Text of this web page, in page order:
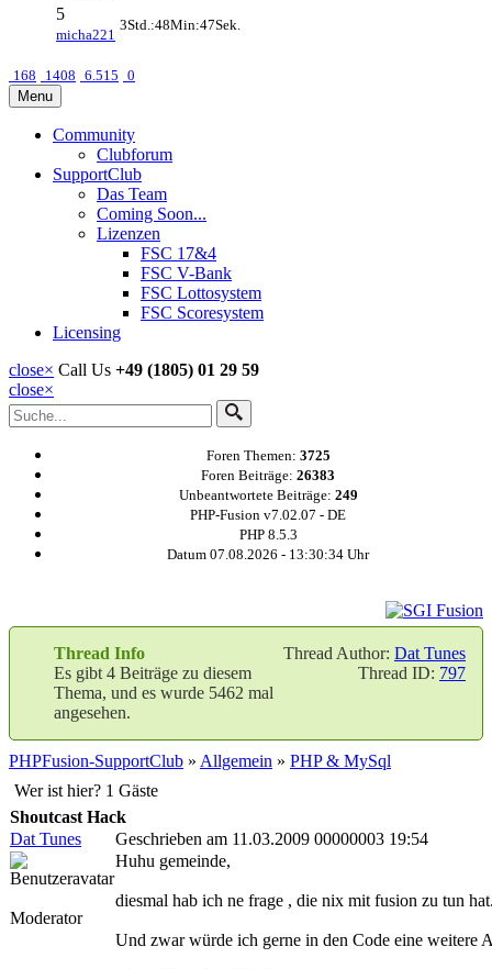
5
micha221
3Std.:48Min:47Sek.
168 1408 6.515 0
Menu
Community
Clubforum
SupportClub
Das Team
Coming Soon...
Lizenzen
FSC 17&4
FSC V-Bank
FSC Lottosystem
FSC Scoresystem
Licensing
close× Call Us +49 (1805) 01 29 59
close×
Foren Themen: 3725
Foren Beiträge: 26383
Unbeantwortete Beiträge: 249
PHP-Fusion v7.02.07 - DE
PHP 8.5.3
Datum 07.08.2026 - 13:30:34 Uhr
Thread Author: Dat Tunes
Thread ID: 797
Thread Info
Es gibt 4 Beiträge zu diesem
Thema, und es wurde 5462 mal
angesehen.
PHPFusion-SupportClub » Allgemein » PHP & MySql
Wer ist hier? 1 Gäste
Shoutcast Hack
Dat Tunes
Geschrieben am 11.03.2009 00000003 19:54
Moderator
Huhu gemeinde,
diesmal hab ich ne frage , die nix mit fusion zu tun
Und zwar würde ich gerne in den Code eine weitere